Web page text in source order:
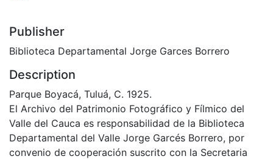
Publisher
Biblioteca Departamental Jorge Garces Borrero
Description
Parque Boyacá, Tuluá, C. 1925.
El Archivo del Patrimonio Fotográfico y Fílmico del
Valle del Cauca es responsabilidad de la Biblioteca
Departamental del Valle Jorge Garcés Borrero, por
convenio de cooperación suscrito con la Secretaria